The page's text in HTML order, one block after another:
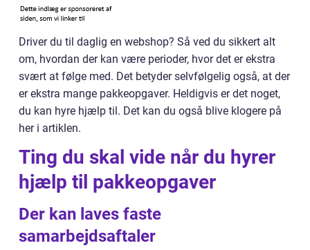
Driver du til daglig en webshop? Så ved du sikkert alt
om, hvordan der kan være perioder, hvor det er ekstra
svært at følge med. Det betyder selvfølgelig også, at der
er ekstra mange pakkeopgaver. Heldigvis er det noget,
du kan hyre hjælp til. Det kan du også blive klogere på
her i artiklen.
Ting du skal vide når du hyrer
hjælp til pakkeopgaver
Der kan laves faste
samarbejdsaftaler